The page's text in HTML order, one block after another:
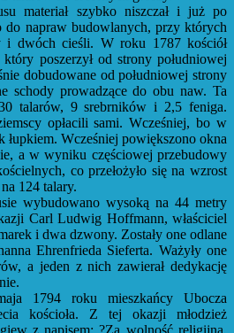
materiał szybko niszczał i już po
do napraw budowlanych, przy których
i dwóch cieśli. W roku 1787 kościół
poszerzył od strony południowej
dobudowane od południowej strony
schody prowadzące do obu naw. Ta
talarów, 9 srebrników i 2,5 feniga.
opłacili sami. Wcześniej, bo w
Wcześniej powiększono okna
a w wyniku częściowej przebudowy
co przełożyło się na wzrost
124 talary.
wybudowano wysoką na 44 metry
Carl Ludwig Hoffmann, właściciel
i dwa dzwony. Zostały one odlane
Ehrenfrieda Sieferta. Ważyły one
a jeden z nich zawierał dedykację
1794 roku mieszkańcy Ubocza
kościoła. Z tej okazji młodzież
z napisem: ?Za wolność religijną,